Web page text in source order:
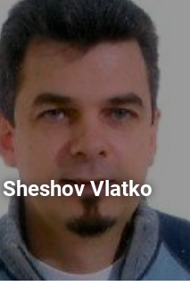
Sheshov Vlatko